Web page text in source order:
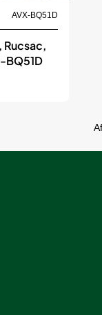
AVX-BQ51D
Rucsac,
BQ51D